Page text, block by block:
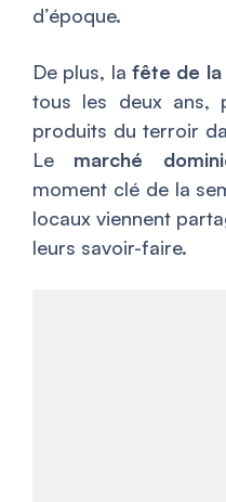
d’époque.
De plus, la fête de la
tous les deux ans,
produits du terroir
Le marché
moment clé de la
locaux viennent
leurs savoir-faire.